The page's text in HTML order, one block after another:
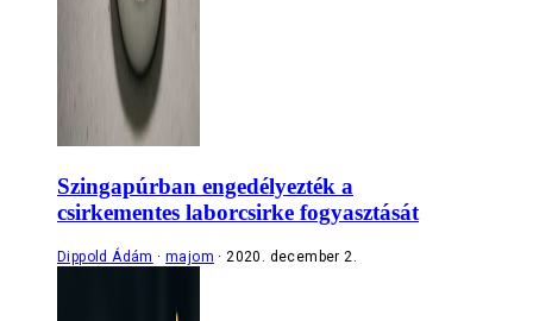
Szingapúrban engedélyezték a
csirkementes laborcsirke fogyasztását
Dippold Ádám majom 2020. december 2.